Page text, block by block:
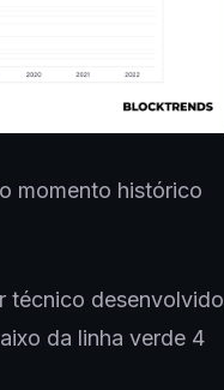
momento histórico
técnico desenvolvido
da linha verde 4